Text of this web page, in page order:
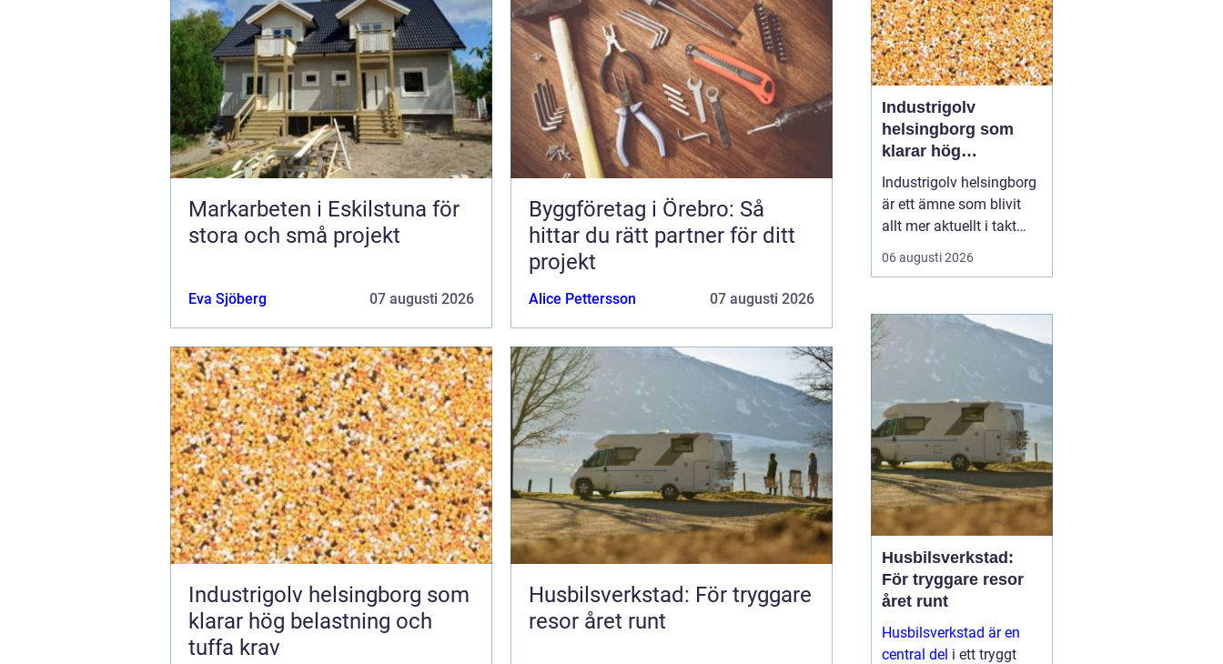
Markarbeten i Eskilstuna för
stora och små projekt
Eva Sjöberg 07 augusti 2026
Byggföretag i Örebro: Så
hittar du rätt partner för ditt
projekt
Alice Pettersson 07 augusti 2026
Industrigolv helsingborg som
klarar hög belastning och
tuffa krav
Husbilsverkstad: För tryggare
resor året runt
Industrigolv
helsingborg som
klarar hög
belastning och tuffa
krav
Industrigolv helsingborg
är ett ämne som blivit
allt mer aktuellt i takt
med att fler
verksamheter söker
lättskötta golvlösningar.
I moderna
produktionsmiljöer
behöver golvet vara mer
än bara en slityta. Golvet
ska tåla tung trafi...
06 augusti 2026
Husbilsverkstad:
För tryggare resor
året runt
Husbilsverkstad är en
central del i ett tryggt